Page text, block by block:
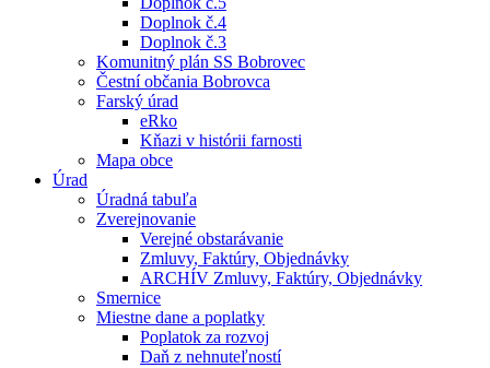
Doplnok č.4
Doplnok č.3
Komunitný plán SS Bobrovec
Čestní občania Bobrovca
Farský úrad
eRko
Kňazi v histórii farnosti
Mapa obce
Úrad
Úradná tabuľa
Zverejnovanie
Verejné obstarávanie
Zmluvy, Faktúry, Objednávky
ARCHÍV Zmluvy, Faktúry, Objednávky
Smernice
Miestne dane a poplatky
Poplatok za rozvoj
Daň z nehnuteľností